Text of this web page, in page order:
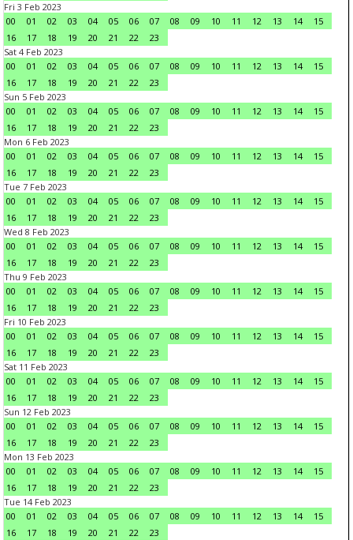
Fri 3 Feb 2023
00
01 02 03 04 05 06 07 08 09 10 11 12 13 14
15
16
17 18 19 20 21 22
23
Sat 4 Feb 2023
00
01 02 03 04 05 06 07 08 09 10 11 12 13 14
15
16
17 18 19 20 21 22
23
Sun 5 Feb 2023
00
01 02 03 04 05 06 07 08 09 10 11 12 13 14
15
16
17 18 19 20 21 22
23
Mon 6 Feb 2023
00
01 02 03 04 05 06 07 08 09 10 11 12 13 14
15
16
17 18 19 20 21 22
23
Tue 7 Feb 2023
00
01 02 03 04 05 06 07 08 09 10 11 12 13 14
15
16
17 18 19 20 21 22
23
Wed 8 Feb 2023
00
01 02 03 04 05 06 07 08 09 10 11 12 13 14
15
16
17 18 19 20 21 22
23
Thu 9 Feb 2023
00
01 02 03 04 05 06 07 08 09 10 11 12 13 14
15
16
17 18 19 20 21 22
23
Fri 10 Feb 2023
00
01 02 03 04 05 06 07 08 09 10 11 12 13 14
15
16
17 18 19 20 21 22
23
Sat 11 Feb 2023
00
01 02 03 04 05 06 07 08 09 10 11 12 13 14
15
16
17 18 19 20 21 22
23
Sun 12 Feb 2023
00
01 02 03 04 05 06 07 08 09 10 11 12 13 14
15
16
17 18 19 20 21 22
23
Mon 13 Feb 2023
00
01 02 03 04 05 06 07 08 09 10 11 12 13 14
15
16
17 18 19 20 21 22
23
Tue 14 Feb 2023
00
01 02 03 04 05 06 07 08 09 10 11 12 13 14
15
16
17 18 19 20 21 22
23